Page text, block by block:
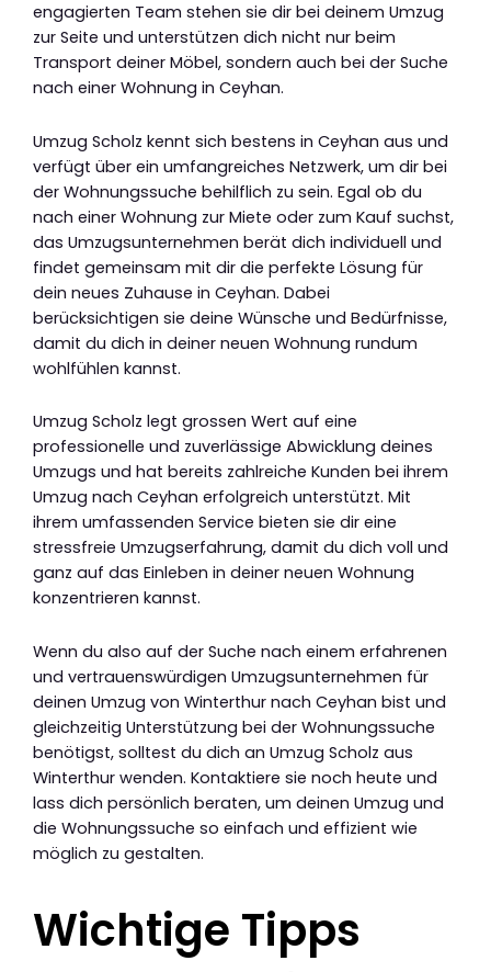
engagierten Team stehen sie dir bei deinem Umzug
zur Seite und unterstützen dich nicht nur beim
Transport deiner Möbel, sondern auch bei der Suche
nach einer Wohnung in Ceyhan.
Umzug Scholz kennt sich bestens in Ceyhan aus und
verfügt über ein umfangreiches Netzwerk, um dir bei
der Wohnungssuche behilflich zu sein. Egal ob du
nach einer Wohnung zur Miete oder zum Kauf suchst,
das Umzugsunternehmen berät dich individuell und
findet gemeinsam mit dir die perfekte Lösung für
dein neues Zuhause in Ceyhan. Dabei
berücksichtigen sie deine Wünsche und Bedürfnisse,
damit du dich in deiner neuen Wohnung rundum
wohlfühlen kannst.
Umzug Scholz legt grossen Wert auf eine
professionelle und zuverlässige Abwicklung deines
Umzugs und hat bereits zahlreiche Kunden bei ihrem
Umzug nach Ceyhan erfolgreich unterstützt. Mit
ihrem umfassenden Service bieten sie dir eine
stressfreie Umzugserfahrung, damit du dich voll und
ganz auf das Einleben in deiner neuen Wohnung
konzentrieren kannst.
Wenn du also auf der Suche nach einem erfahrenen
und vertrauenswürdigen Umzugsunternehmen für
deinen Umzug von Winterthur nach Ceyhan bist und
gleichzeitig Unterstützung bei der Wohnungssuche
benötigst, solltest du dich an Umzug Scholz aus
Winterthur wenden. Kontaktiere sie noch heute und
lass dich persönlich beraten, um deinen Umzug und
die Wohnungssuche so einfach und effizient wie
möglich zu gestalten.
Wichtige Tipps